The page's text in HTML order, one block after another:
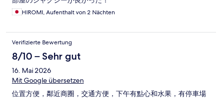
HIROMI, Aufenthalt von 2 Nächten
Verifizierte Bewertung
8/10 – Sehr gut
16. Mai 2026
Mit Google übersetzen
位置方便，鄰近商圈，交通方便，下午有點心和水果，有停車場